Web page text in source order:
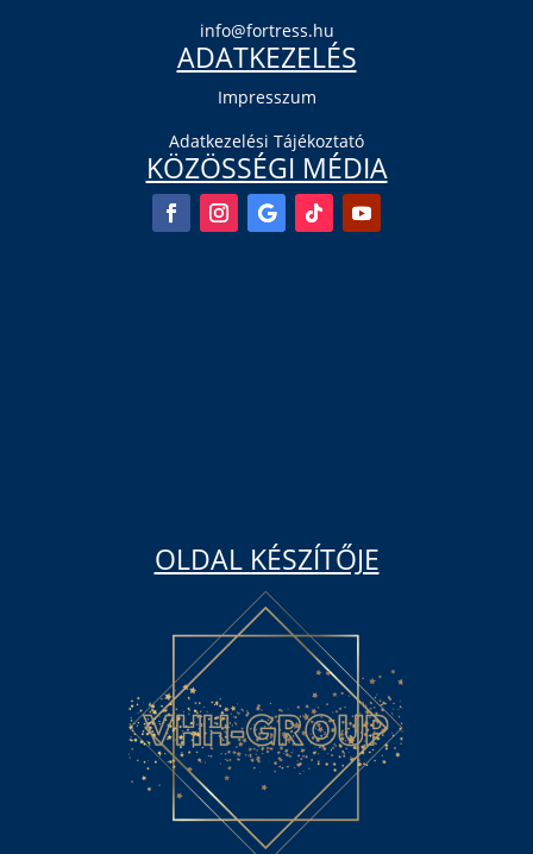
info@fortress.hu
ADATKEZELÉS
Impresszum
Adatkezelési Tájékoztató
KÖZÖSSÉGI MÉDIA
OLDAL KÉSZÍTŐJE